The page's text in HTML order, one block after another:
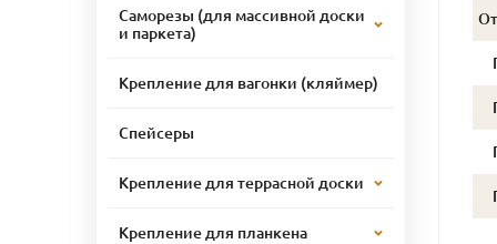
Саморезы (для массивной доски
и паркета)
Крепление для вагонки (кляймер)
Спейсеры
Крепление для террасной доски
Крепление для планкена